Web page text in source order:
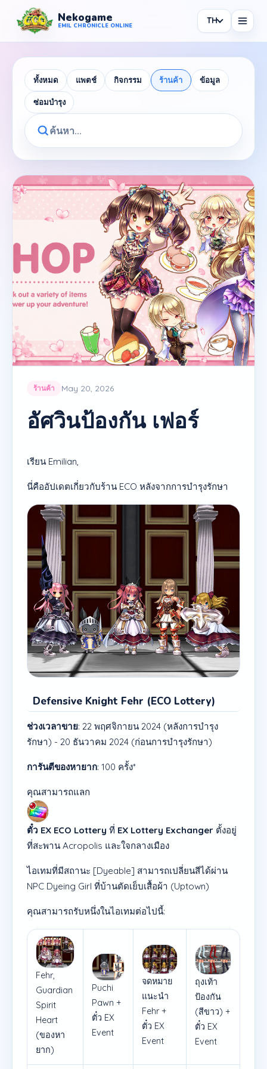
Nekogame
EMIL CHRONICLE ONLINE
Nekogame Emil Chronicle Online
TH
Events
Shop
Information
Maintenance
ทั้งหมด แพตช์ กิจกรรม ร้านค้า ข้อมูล
ซ่อมบำรุง
ร้านค้า May 20, 2026
อัศวินป้องกัน เฟอร์
เรียน Emilian,
นี่คืออัปเดตเกี่ยวกับร้าน ECO หลังจากการบำรุงรักษา
Defensive Knight Fehr (ECO Lottery)
ช่วงเวลาขาย: 22 พฤศจิกายน 2024 (หลังการบำรุง
รักษา) - 20 ธันวาคม 2024 (ก่อนการบำรุงรักษา)
การันตีของหายาก: 100 ครั้ง*
คุณสามารถแลก
ตั๋ว EX ECO Lottery ที่ EX Lottery Exchanger ตั้งอยู่
ที่สะพาน Acropolis และใจกลางเมือง
ไอเทมที่มีสถานะ [Dyeable] สามารถเปลี่ยนสีได้ผ่าน
NPC Dyeing Girl ที่บ้านตัดเย็บเสื้อผ้า (Uptown)
คุณสามารถรับหนึ่งในไอเทมต่อไปนี้:
Fehr,
Guardian
Spirit
Heart
(ของหา
ยาก)
Puchi
Pawn +
ตั๋ว EX
Event
จดหมาย
แนะนำ
Fehr +
ตั๋ว EX
Event
ถุงเท้า
ป้องกัน
(สีขาว) +
ตั๋ว EX
Event